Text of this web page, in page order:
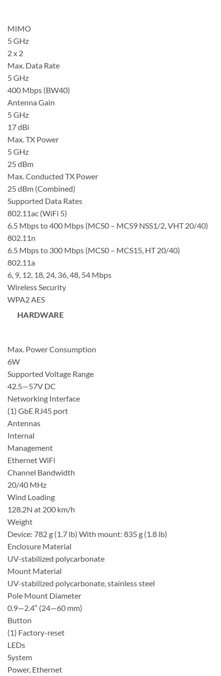
MIMO
5 GHz
2 x 2
Max. Data Rate
5 GHz
400 Mbps (BW40)
Antenna Gain
5 GHz
17 dBi
Max. TX Power
5 GHz
25 dBm
Max. Conducted TX Power
25 dBm (Combined)
Supported Data Rates
802.11ac (WiFi 5)
6.5 Mbps to 400 Mbps (MCS0 – MCS9 NSS1/2, VHT 20/40)
802.11n
6.5 Mbps to 300 Mbps (MCS0 – MCS15, HT 20/40)
802.11a
6, 9, 12, 18, 24, 36, 48, 54 Mbps
Wireless Security
WPA2 AES
HARDWARE
Max. Power Consumption
6W
Supported Voltage Range
42.5—57V DC
Networking Interface
(1) GbE RJ45 port
Antennas
Internal
Management
Ethernet WiFi
Channel Bandwidth
20/40 MHz
Wind Loading
128.2N at 200 km/h
Weight
Device: 782 g (1.7 lb) With mount: 835 g (1.8 lb)
Enclosure Material
UV-stabilized polycarbonate
Mount Material
UV-stabilized polycarbonate, stainless steel
Pole Mount Diameter
0.9—2.4″ (24—60 mm)
Button
(1) Factory-reset
LEDs
System
Power, Ethernet